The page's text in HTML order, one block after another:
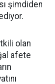
şimdiden
olan
afete